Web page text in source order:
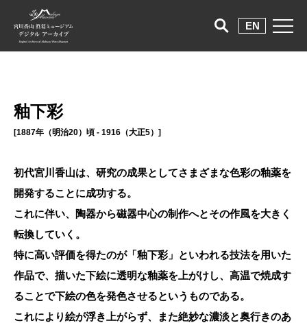
EN
釉下彩
[1887年（明治20）頃 - 1916（大正5）]
初代宮川香山は、研究の成果としてさまざまな色彩の釉薬を
開発することに成功する。
これに伴い、陶器から磁器中心の制作へとその作風を大きく
転換していく。
特に高い評価を得たのが「釉下彩」といわれる技法を用いた
作品で、描いた下絵に透明な釉薬を上がけし、高温で焼成す
ることで下絵の色を発色させるというものである。
これにより絵が浮き上がらず、また絶妙な濃淡と奥行きのあ